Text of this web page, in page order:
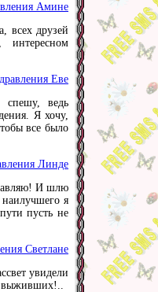
Амине
всех друзей
Еве
спешу, ведь
Я хочу,
все было
Линде
И шлю
я
пусть не
Светлане
увидели
выживших!..